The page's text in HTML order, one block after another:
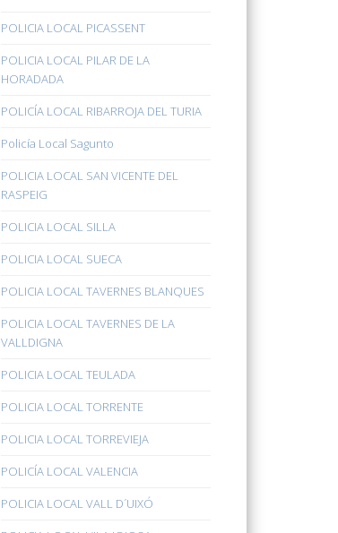
POLICIA LOCAL PICASSENT
POLICIA LOCAL PILAR DE LA
HORADADA
POLICÍA LOCAL RIBARROJA DEL TURIA
Policía Local Sagunto
POLICIA LOCAL SAN VICENTE DEL
RASPEIG
POLICIA LOCAL SILLA
POLICIA LOCAL SUECA
POLICIA LOCAL TAVERNES BLANQUES
POLICIA LOCAL TAVERNES DE LA
VALLDIGNA
POLICIA LOCAL TEULADA
POLICIA LOCAL TORRENTE
POLICIA LOCAL TORREVIEJA
POLICÍA LOCAL VALENCIA
POLICIA LOCAL VALL D´UIXÓ